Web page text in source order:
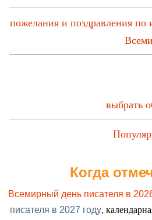
пожелания и поздравления
выбрать
Когда
Всемирный день писателя в
писателя в 2027 году,